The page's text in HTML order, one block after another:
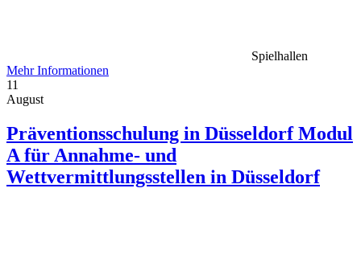
Spielhallen
Mehr Informationen
11
August
Präventionsschulung in Düsseldorf Modul
A für Annahme- und
Wettvermittlungsstellen in Düsseldorf